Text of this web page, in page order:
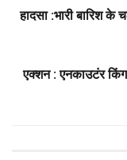
हादसा :भारी बारिश
एक्शन : एनकाउटंर